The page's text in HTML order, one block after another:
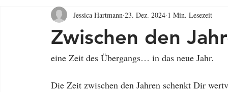
Zwischen den
Jessica Hartmann 23. Dez. 2024 1 Min. Lesezeit
eine Zeit des Übergangs… in das neue Jahr.
Die Zeit zwischen den Jahren schenkt Dir